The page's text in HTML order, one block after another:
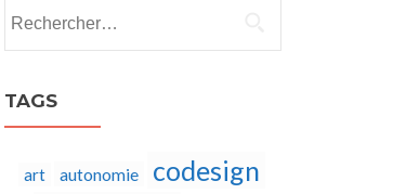
TAGS
art autonomie codesign